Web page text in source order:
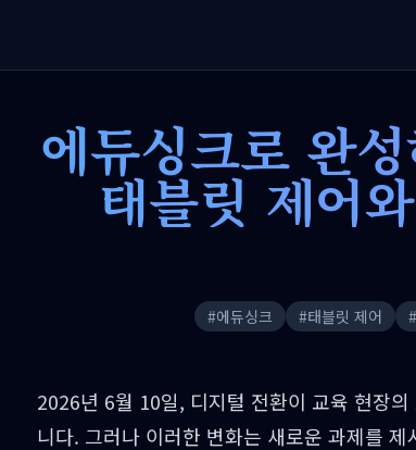
에듀싱크로 완
태블릿 제어
#에듀싱크 #태블릿 제어 #
2026년 6월 10일, 디지털 전환이 교육 현장
니다. 그러나 이러한 변화는 새로운 과제를